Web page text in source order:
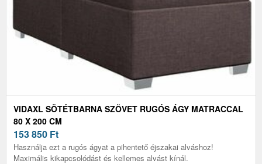
VIDAXL SÖTÉTBARNA SZÖVET RUGÓS ÁGY MATRACCAL
80 X 200 CM
153 850 Ft
Használja ezt a rugós ágyat a pihentető éjszakai alváshoz!
Maximális kikapcsolódást és kellemes alvást kínál.